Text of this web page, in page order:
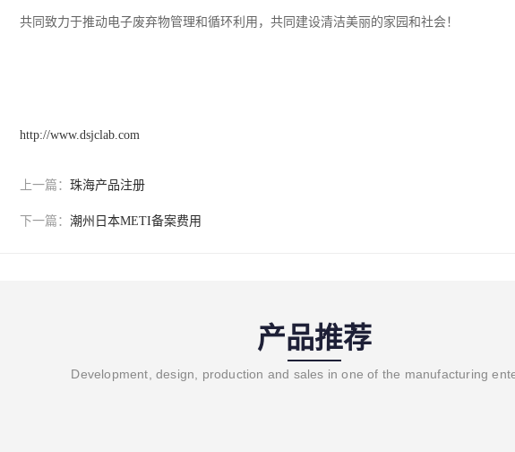
共同致力于推动电子废弃物管理和循环利用，共同建设清洁美丽的家园和社会！
http://www.dsjclab.com
上一篇： 珠海产品注册
下一篇： 潮州日本METI备案费用
产品推荐
Development, design, production and sales in one of the manufacturing